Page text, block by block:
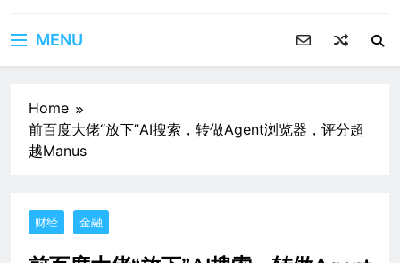
MENU
Home
前百度大佬“放下”AI搜索，转做Agent浏览器，评分超
越Manus
财经 金融